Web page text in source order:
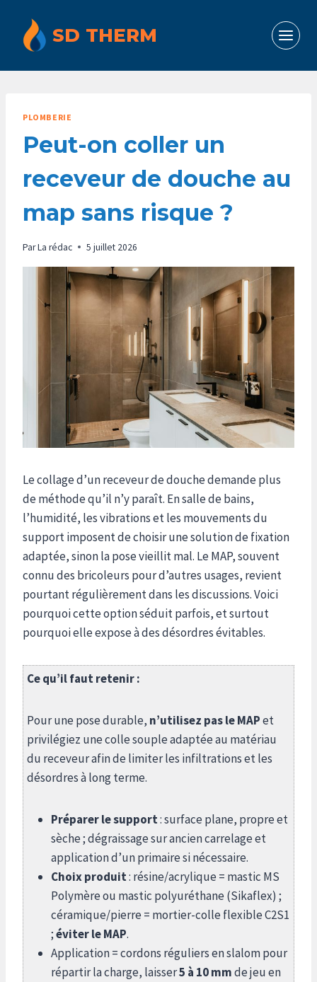
contenu
SD THERM
PLOMBERIE
Peut-on coller un
receveur de douche au
map sans risque ?
ParLa rédac 5 juillet 2026
Le collage d’un receveur de douche demande plus
de méthode qu’il n’y paraît. En salle de bains,
l’humidité, les vibrations et les mouvements du
support imposent de choisir une solution de fixation
adaptée, sinon la pose vieillit mal. Le MAP, souvent
connu des bricoleurs pour d’autres usages, revient
pourtant régulièrement dans les discussions. Voici
pourquoi cette option séduit parfois, et surtout
pourquoi elle expose à des désordres évitables.
Ce qu’il faut retenir :
Pour une pose durable, n’utilisez pas le MAPet
privilégiez une colle souple adaptée au matériau
du receveur afin de limiter les infiltrations et les
désordres à long terme.
Préparer le support: surface plane, propre et
sèche ; dégraissage sur ancien carrelage et
application d’un primaire si nécessaire.
Choix produit: résine/acrylique = mastic MS
Polymère ou mastic polyuréthane (Sikaflex) ;
céramique/pierre = mortier-colle flexible C2S1
;éviter le MAP.
Application = cordons réguliers en slalom pour
répartir la charge, laisser5 à 10 mmde jeu en